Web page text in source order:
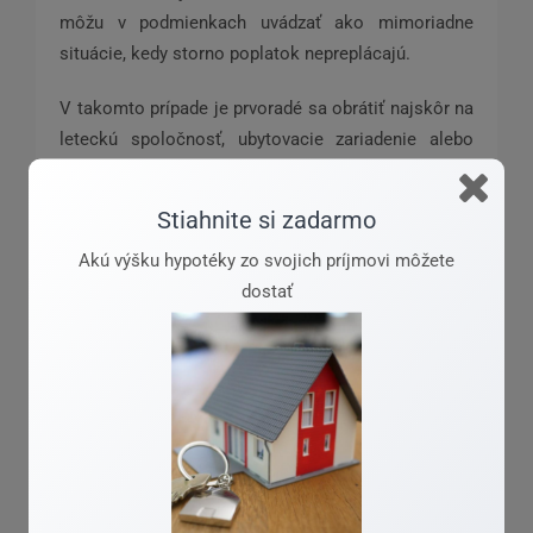
môžu v podmienkach uvádzať ako mimoriadne
situácie, kedy storno poplatok nepreplácajú.
V takomto prípade je prvoradé sa obrátiť najskôr na
leteckú spoločnosť, ubytovacie zariadenie alebo
cestovnú kanceláriu a až následne riešiť vzniknutú
situáciu priamo s poisťovňou. Poistné podmienky
v niektorých poisťovniach však umožňujú storno aj
v prípade bezpečnostného rizika, ktoré trvá aj v deň
plánovaného odchodu a štátne autority
neodporúčajú cestovať do konkrétnej krajiny, kde je
vydaný tretí alebo štvrtý stupeň cestovného
odporúčania, pričom môže ísť aj o prestup v tejto
konkrétnej krajine.
Vývoj situácie v krajinách blízkeho východu je
v súčasnosti veľmi dynamický a ak plánujete
Stiahnite si zadarmo
Akú výšku hypotéky zo svojich príjmovi môžete
dostať